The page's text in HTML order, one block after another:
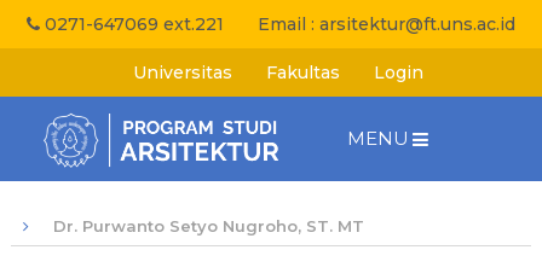
0271-647069 ext.221 Email : arsitektur@ft.uns.ac.id
Universitas Fakultas Login
MENU
Dr. Purwanto Setyo Nugroho, ST. MT